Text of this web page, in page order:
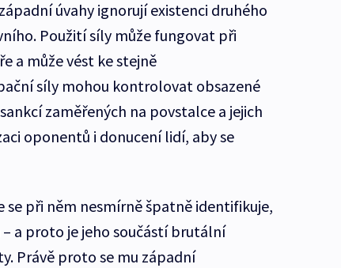
úvahy ignorují existenci druhého
Použití síly může fungovat při
a může vést ke stejně
síly mohou kontrolovat obsazené
zaměřených na povstalce a jejich
oponentů i donucení lidí, aby se
při něm nesmírně špatně identifikuje,
a proto je jeho součástí brutální
Právě proto se mu západní